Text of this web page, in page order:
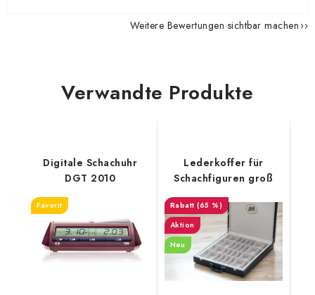
Weitere Bewertungen sichtbar machen
Verwandte Produkte
Digitale Schachuhr
DGT 2010
Favorit
Lederkoffer für
Schachfiguren groß
(65 %)
Aktion
Neu